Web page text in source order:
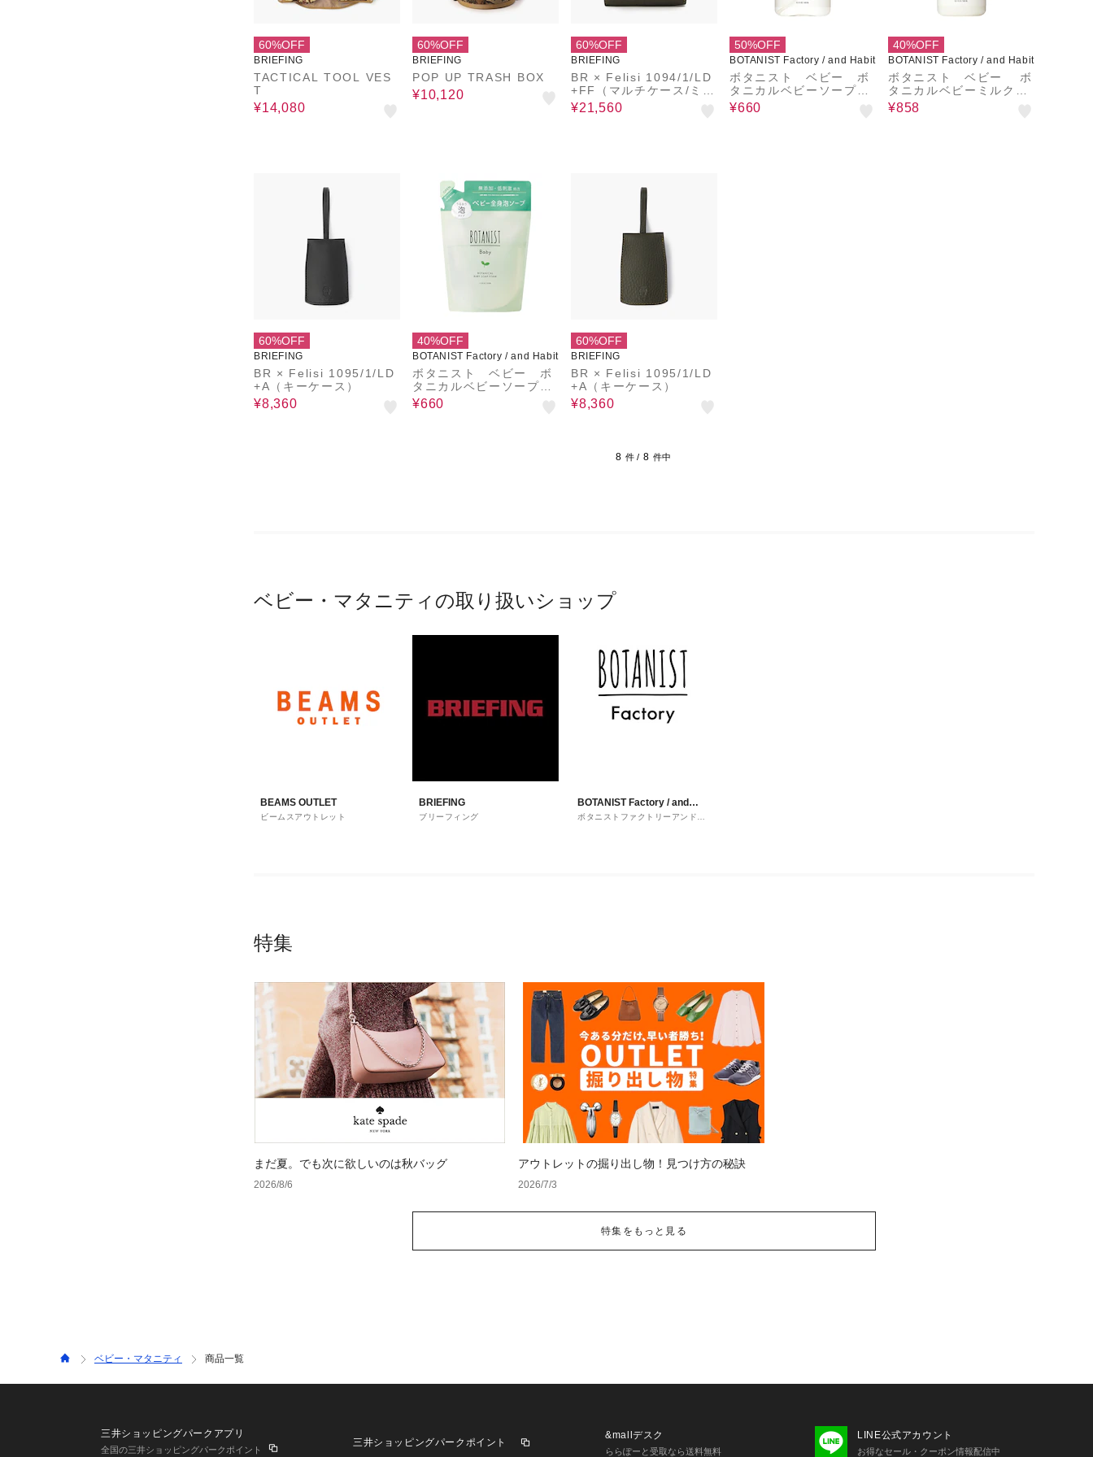
60%OFF
BRIEFING
TACTICAL TOOL VES
T
¥14,080
60%OFF
BRIEFING
POP UP TRASH BOX
¥10,120
60%OFF
BRIEFING
BR × Felisi 1094/1/LD
+FF（マルチケース/ミニ
財布）
¥21,560
50%OFF
BOTANIST Factory / and Habit
ボタニスト ベビー ボ
タニカルベビーソープフ
ォーム 400mL
¥660
40%OFF
BOTANIST Factory / and Habit
ボタニスト ベビー ボ
タニカルベビーミルクロ
ーション 300mL
¥858
60%OFF
BRIEFING
BR × Felisi 1095/1/LD
+A（キーケース）
¥8,360
40%OFF
BOTANIST Factory / and Habit
ボタニスト ベビー ボ
タニカルベビーソープフ
ォーム 詰替 350mL
¥660
60%OFF
BRIEFING
BR × Felisi 1095/1/LD
+A（キーケース）
¥8,360
8 件 / 8 件中
ベビー・マタニティの取り扱いショップ
BEAMS OUTLET
ビームスアウトレット
BRIEFING
ブリーフィング
BOTANIST Factory / and
Habit
ボタニストファクトリーアンドハ
特集
まだ夏。でも次に欲しいのは秋バッグ
2026/8/6
アウトレットの掘り出し物！見つけ方の秘訣
2026/7/3
特集をもっと見る
ベビー・マタニティ 商品一覧
三井ショッピングパークアプリ
全国の三井ショッピングパークポイント
三井ショッピングパークポイント
&mallデスク
ららぽーと受取なら送料無料
LINE公式アカウント
お得なセール・クーポン情報配信中